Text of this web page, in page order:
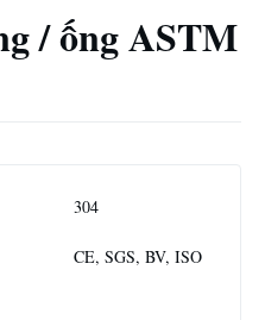
/ ống ASTM
304
CE, SGS, BV, ISO